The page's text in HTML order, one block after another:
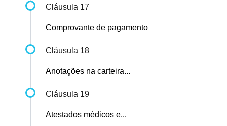
Cláusula 17
Comprovante de pagamento
Cláusula 18
Anotações na carteira...
Cláusula 19
Atestados médicos e...